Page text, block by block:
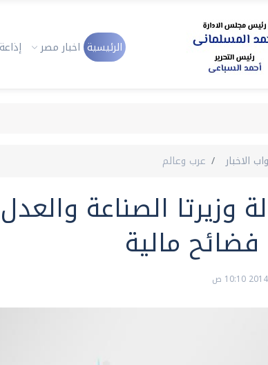
الرئيسية اخبار مصر إذاعة
الاخبار عرب وعالم
وزيرتا الصناعة
مالية